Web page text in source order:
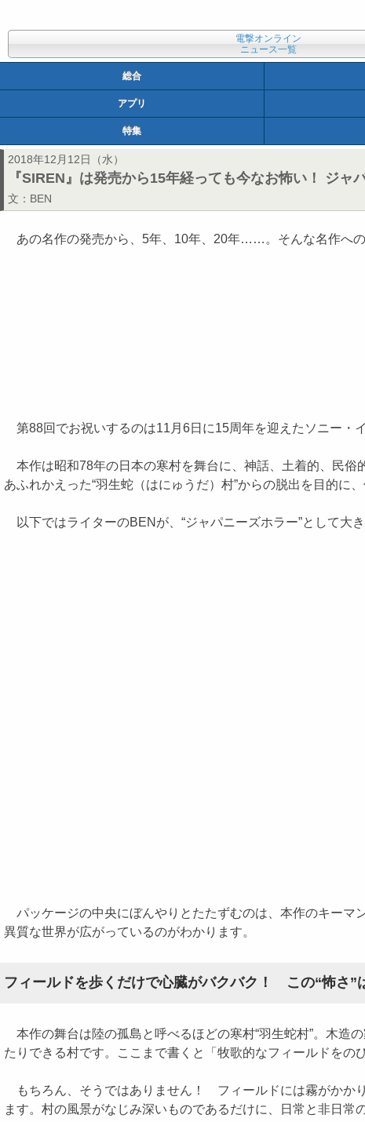
電撃オンライン
ニュース一覧
総合
アプリ
特集
2018年12月12日（水）
『SIREN』は発売から15年経っても今なお怖い！ ジャ
文： BEN
あの名作の発売から、5年、10年、20年……。そんな名作へ
第88回でお祝いするのは11月6日に15周年を迎えたソニー・
本作は昭和78年の日本の寒村を舞台に、神話、土着的、民俗
あふれかえった“羽生蛇（はにゅうだ）村”からの脱出を目的に
以下ではライターのBENが、“ジャパニーズホラー”として大
パッケージの中央にぼんやりとたたずむのは、本作のキーマ
異質な世界が広がっているのがわかります。
フィールドを歩くだけで心臓がバクバク！ この“怖さ”
本作の舞台は陸の孤島と呼べるほどの寒村“羽生蛇村”。木造
たりできる村です。ここまで書くと「牧歌的なフィールドを
もちろん、そうではありません！ フィールドには霧がかか
ます。村の風景がなじみ深いものであるだけに、日常と非日常